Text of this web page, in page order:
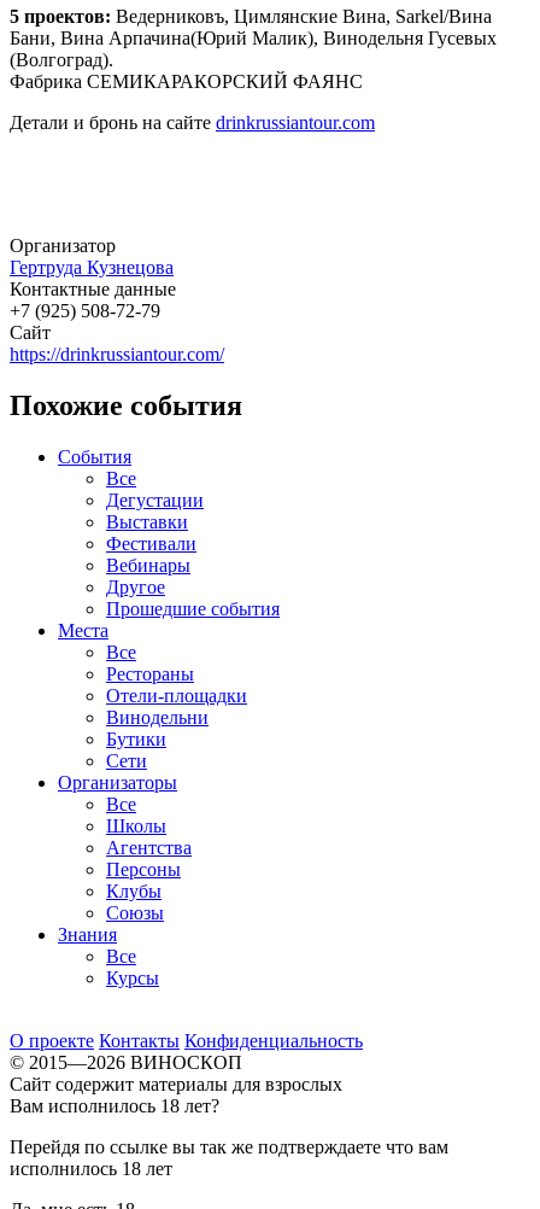
5 проектов: Ведерниковъ, Цимлянские Вина, Sarkel/Вина
Бани, Вина Арпачина(Юрий Малик), Винодельня Гусевых
(Волгоград).
Фабрика СЕМИКАРАКОРСКИЙ ФАЯНС
Детали и бронь на сайте drinkrussiantour.com
Организатор
Гертруда Кузнецова
Контактные данные
+7 (925) 508-72-79
Сайт
https://drinkrussiantour.com/
Похожие события
События
Все
Дегустации
Выставки
Фестивали
Вебинары
Другое
Прошедшие события
Места
Все
Рестораны
Отели-площадки
Винодельни
Бутики
Сети
Организаторы
Все
Школы
Агентства
Персоны
Клубы
Союзы
Знания
Все
Курсы
О проекте Контакты Конфиденциальность
© 2015—2026 ВИНОСКОП
Сайт содержит материалы для взрослых
Вам исполнилось 18 лет?
Перейдя по ссылке вы так же подтверждаете что вам
исполнилось 18 лет